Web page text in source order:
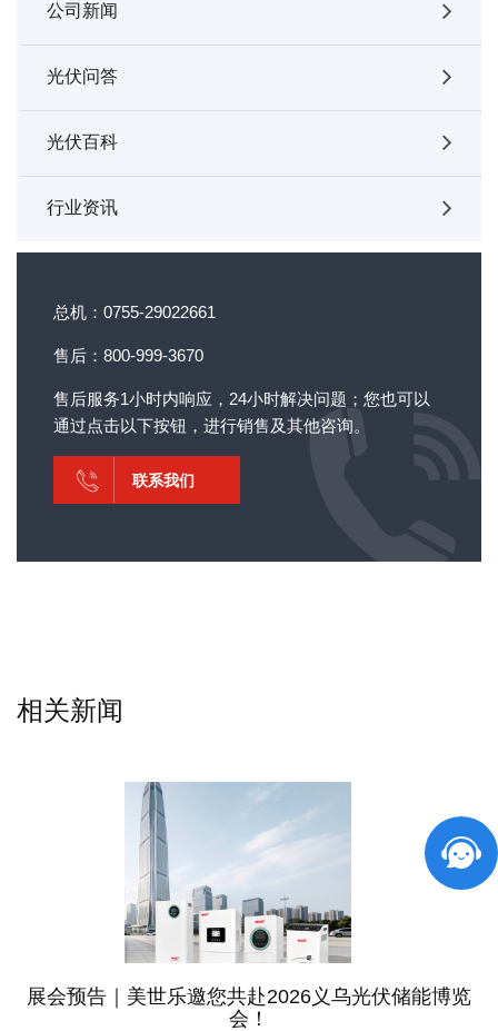
公司新闻
光伏问答
光伏百科
行业资讯
总机：0755-29022661
售后：800-999-3670
售后服务1小时内响应，24小时解决问题；您也可以
通过点击以下按钮，进行销售及其他咨询。
联系我们
相关新闻
展会预告｜美世乐邀您共赴2026义乌光伏储能博览
会！